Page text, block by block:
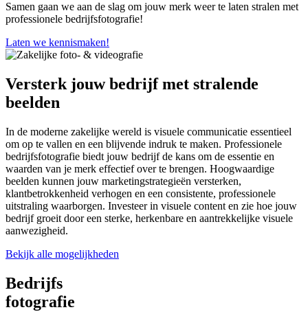
Samen gaan we aan de slag om jouw merk weer te laten stralen met
professionele bedrijfsfotografie!
Laten we kennismaken!
Versterk jouw bedrijf met stralende
beelden
In de moderne zakelijke wereld is visuele communicatie essentieel
om op te vallen en een blijvende indruk te maken. Professionele
bedrijfsfotografie biedt jouw bedrijf de kans om de essentie en
waarden van je merk effectief over te brengen. Hoogwaardige
beelden kunnen jouw marketingstrategieën versterken,
klantbetrokkenheid verhogen en een consistente, professionele
uitstraling waarborgen. Investeer in visuele content en zie hoe jouw
bedrijf groeit door een sterke, herkenbare en aantrekkelijke visuele
aanwezigheid.
Bekijk alle mogelijkheden
Bedrijfs
fotografie